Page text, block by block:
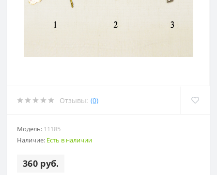
Отзывы: (0)
Модель: 11185
Наличие: Есть в наличии
360 руб.